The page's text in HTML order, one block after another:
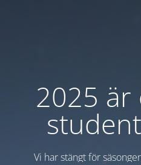
2025
Vi har stängt för